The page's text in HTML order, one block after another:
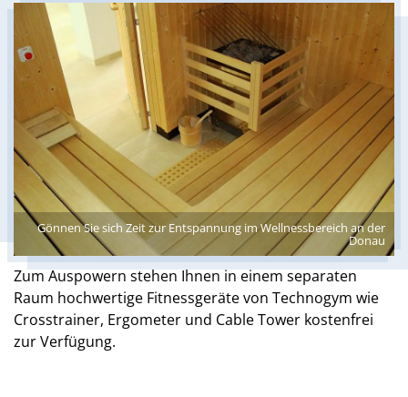
Gönnen Sie sich Zeit zur Entspannung im Wellnessbereich an der
Donau
Zum Auspowern stehen Ihnen in einem separaten
Raum hochwertige Fitnessgeräte von Technogym wie
Crosstrainer, Ergometer und Cable Tower kostenfrei
zur Verfügung.